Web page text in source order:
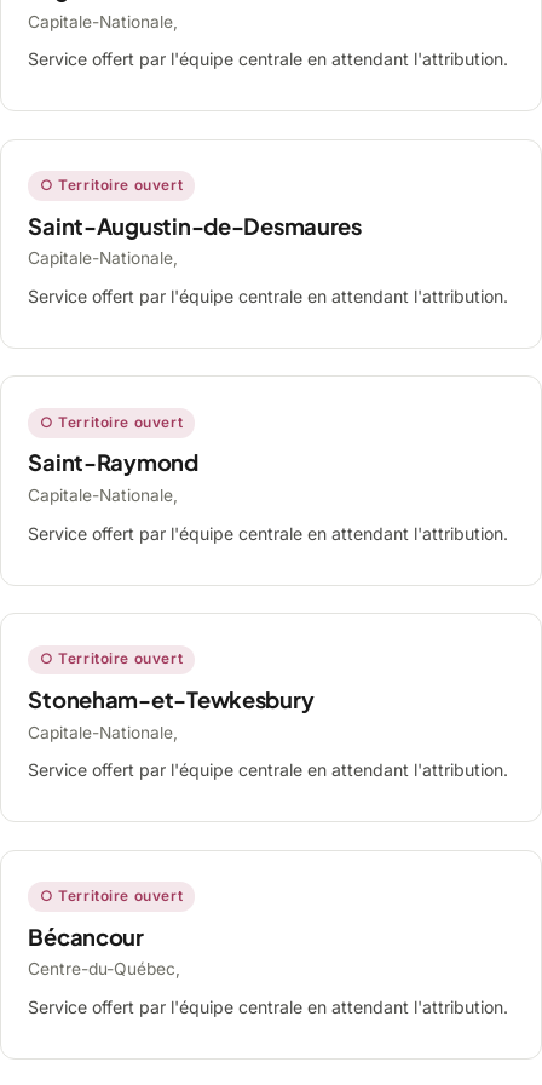
Capitale-Nationale,
Service offert par l'équipe centrale en attendant l'attribution.
○ Territoire ouvert
Saint-Augustin-de-Desmaures
Capitale-Nationale,
Service offert par l'équipe centrale en attendant l'attribution.
○ Territoire ouvert
Saint-Raymond
Capitale-Nationale,
Service offert par l'équipe centrale en attendant l'attribution.
○ Territoire ouvert
Stoneham-et-Tewkesbury
Capitale-Nationale,
Service offert par l'équipe centrale en attendant l'attribution.
○ Territoire ouvert
Bécancour
Centre-du-Québec,
Service offert par l'équipe centrale en attendant l'attribution.